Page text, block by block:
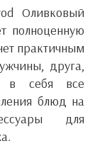
Оливковый
полноценную
практичным
друга,
в себя все
блюд на
для